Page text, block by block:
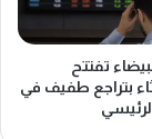
تفتتح
بتراجع طفيف في